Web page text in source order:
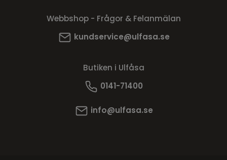
Webbshop - Frågor & Felanmälan
kundservice@ulfasa.se
Butiken i Ulfåsa
0141-71400
info@ulfasa.se